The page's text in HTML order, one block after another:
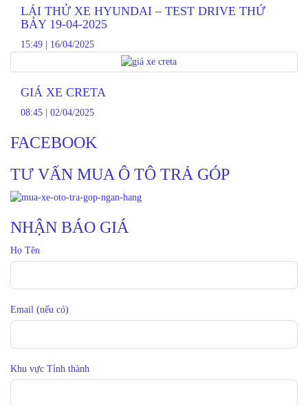
LÁI THỬ XE HYUNDAI – TEST DRIVE THỨ
BẢY 19-04-2025
15:49 16/04/2025
GIÁ XE CRETA
08:45 02/04/2025
FACEBOOK
TƯ VẤN MUA Ô TÔ TRẢ GÓP
NHẬN BÁO GIÁ
Họ Tên
Email (nếu có)
Khu vực Tỉnh thành